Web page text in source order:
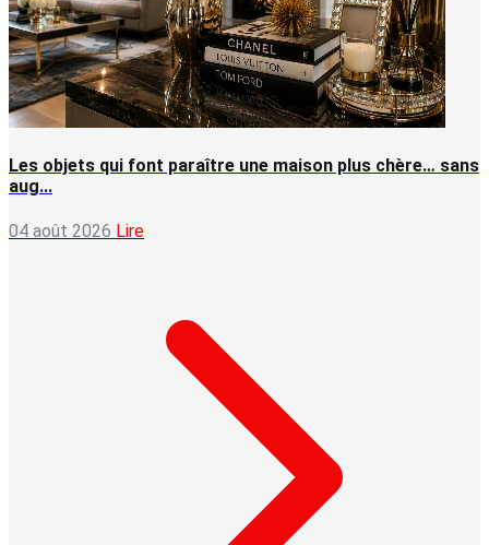
Les objets qui font paraître une maison plus chère… sans
aug...
04 août 2026 Lire